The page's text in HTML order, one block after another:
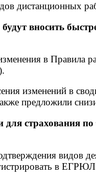
дистанционных
вносить
в Правила
изменений в
предложили
для страхования
видов
в